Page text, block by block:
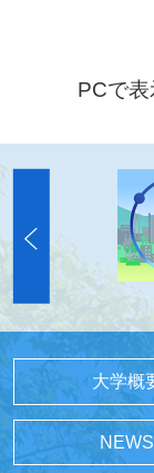
PCで表
大学概
NEWS